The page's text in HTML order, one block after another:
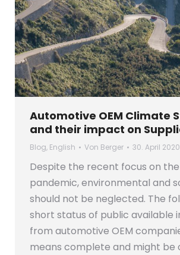
Automotive OEM Climate
and their impact on
Blog, English Von Berger 30. April 2020
Despite the recent focus on
pandemic, environmental and
should not be neglected. The
short status of public available
from automotive OEM
means complete and might be